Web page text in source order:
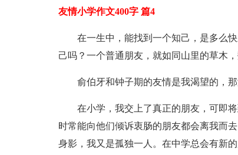
友情小学作文400字 篇4
在一生中，能找到一个知己，是多么
己吗？一个普通朋友，就如同山里的草木
俞伯牙和钟子期的友情是我渴望的，
在小学，我交上了真正的朋友，可即
时常能向他们倾诉衷肠的朋友都会离我而
身影，我又是孤独一人。在中学总会有新